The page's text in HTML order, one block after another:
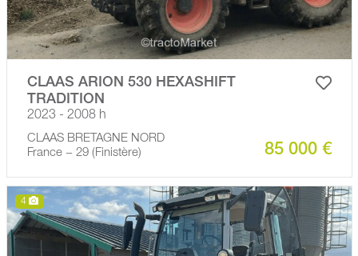
CLAAS ARION 530 HEXASHIFT
TRADITION
2023 - 2008 h
CLAAS BRETAGNE NORD
France − 29 (Finistère)
85 000 €
4